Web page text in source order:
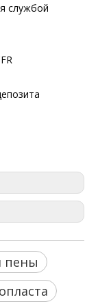
службой
пены